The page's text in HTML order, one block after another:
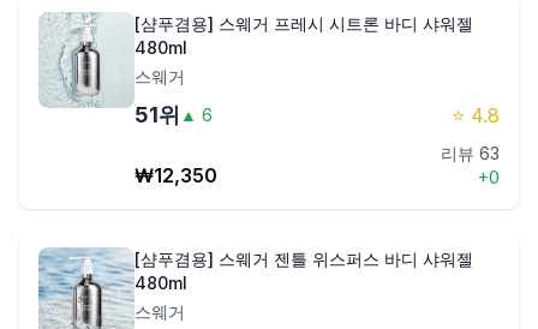
[샴푸겸용] 스웨거 프레시 시트론 바디 샤워젤
480ml
스웨거
51위 ▲ 6 ⭐ 4.8
₩12,350
리뷰 63
+0
[샴푸겸용] 스웨거 젠틀 위스퍼스 바디 샤워젤
480ml
스웨거